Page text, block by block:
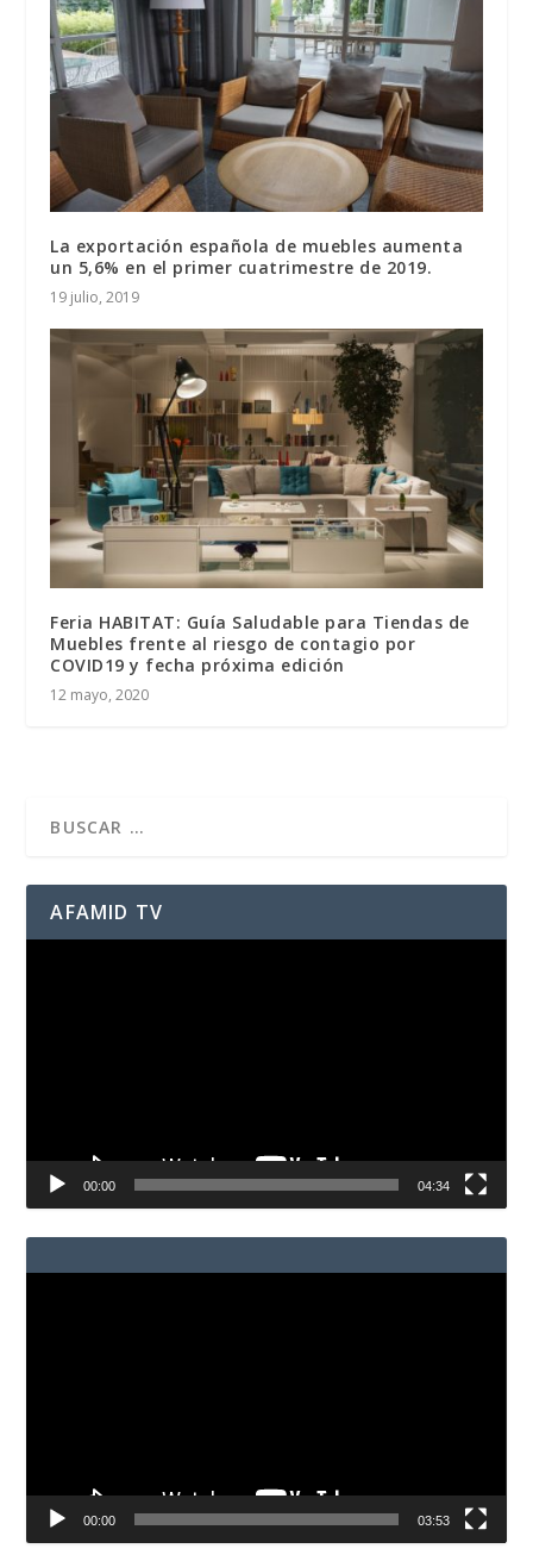
La exportación española de muebles aumenta
un 5,6% en el primer cuatrimestre de 2019.
19 julio, 2019
Feria HABITAT: Guía Saludable para Tiendas de
Muebles frente al riesgo de contagio por
COVID19 y fecha próxima edición
12 mayo, 2020
AFAMID TV
00:00 04:34
00:00 03:53